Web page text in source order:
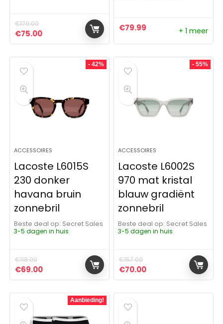
€179.00
Oorspronkelijke prijs was: €179.00.
€75.00Huidige prijs is: €75.00.
€79.99 + 1 meer
- 42%
ACCESSOIRES
Lacoste L6015S
230 donker
havana bruin
zonnebril
Beste deal op:
Secret Sales
3-5 dagen in huis
€118.00
Oorspronkelijke prijs was: €118.00.
€69.00Huidige prijs is: €69.00.
- 55%
ACCESSOIRES
Lacoste L6002S
970 mat kristal
blauw gradiënt
zonnebril
Beste deal op:
Secret Sales
3-5 dagen in huis
€157.00
Oorspronkelijke prijs was:
€70.00Huidige prijs is:
Aanbieding!